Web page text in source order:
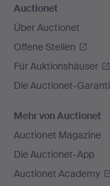
Auctionet
Über Auctionet
Offene Stellen
Für Auktionshäuser
Die Auctionet-
Mehr von Auctionet
Auctionet Magazine
Die Auctionet-App
Auctionet Academy